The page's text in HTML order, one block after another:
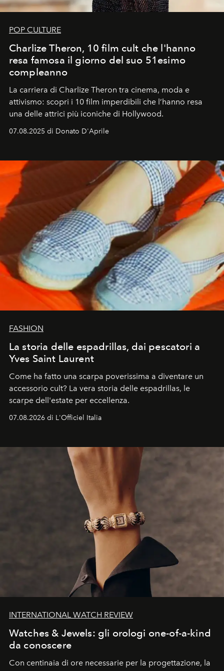
POP CULTURE
Charlize Theron, 10 film cult che l'hanno
resa famosa il giorno del suo 51esimo
compleanno
La carriera di Charlize Theron tra cinema, moda e
attivismo: scopri i 10 film imperdibili che l’hanno resa
una delle attrici più iconiche di Hollywood.
07.08.2025 di Donato D'Aprile
FASHION
La storia delle espadrillas, dai pescatori a
Yves Saint Laurent
Come ha fatto una scarpa poverissima a diventare un
accessorio cult? La vera storia delle espadrillas, le
scarpe dell'estate per eccellenza.
07.08.2026 di L'Officiel Italia
INTERNATIONAL WATCH REVIEW
Watches & Jewels: gli orologi one-of-a-kind
da conoscere
Con centinaia di ore necessarie per la progettazione, la